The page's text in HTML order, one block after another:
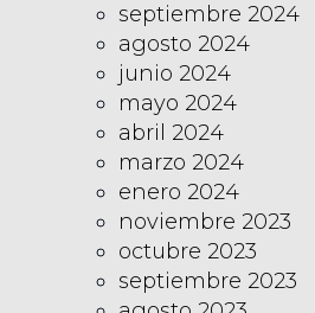
septiembre 2024
agosto 2024
junio 2024
mayo 2024
abril 2024
marzo 2024
enero 2024
noviembre 2023
octubre 2023
septiembre 2023